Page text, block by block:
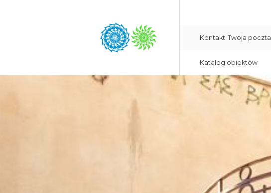
Kontakt Twoja poczta
Katalog obiektów